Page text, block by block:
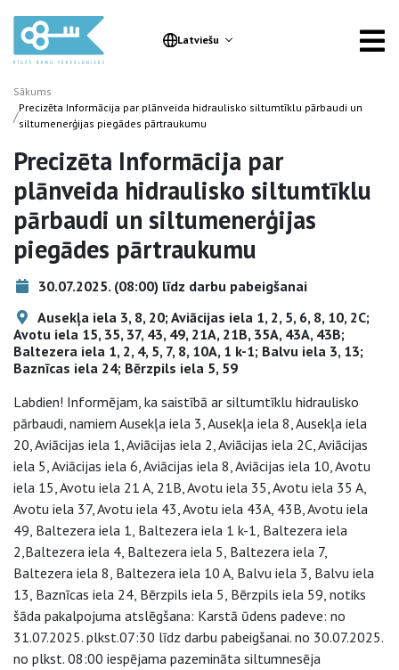
Latviešu
Sākums
/Precizēta Informācija par plānveida hidraulisko siltumtīklu pārbaudi un
siltumenerģijas piegādes pārtraukumu
Precizēta Informācija par
plānveida hidraulisko siltumtīklu
pārbaudi un siltumenerģijas
piegādes pārtraukumu
30.07.2025. (08:00) līdz darbu pabeigšanai
Ausekļa iela 3, 8, 20; Aviācijas iela 1, 2, 5, 6, 8, 10, 2C;
Avotu iela 15, 35, 37, 43, 49, 21A, 21B, 35A, 43A, 43B;
Baltezera iela 1, 2, 4, 5, 7, 8, 10A, 1 k-1; Balvu iela 3, 13;
Baznīcas iela 24; Bērzpils iela 5, 59
Labdien! Informējam, ka saistībā ar siltumtīklu hidraulisko
pārbaudi, namiem Ausekļa iela 3, Ausekļa iela 8, Ausekļa iela
20, Aviācijas iela 1, Aviācijas iela 2, Aviācijas iela 2C, Aviācijas
iela 5, Aviācijas iela 6, Aviācijas iela 8, Aviācijas iela 10, Avotu
iela 15, Avotu iela 21 A, 21B, Avotu iela 35, Avotu iela 35 A,
Avotu iela 37, Avotu iela 43, Avotu iela 43A, 43B, Avotu iela
49, Baltezera iela 1, Baltezera iela 1 k-1, Baltezera iela
2,Baltezera iela 4, Baltezera iela 5, Baltezera iela 7,
Baltezera iela 8, Baltezera iela 10 A, Balvu iela 3, Balvu iela
13, Baznīcas iela 24, Bērzpils iela 5, Bērzpils iela 59, notiks
šāda pakalpojuma atslēgšana: Karstā ūdens padeve: no
31.07.2025. plkst.07:30 līdz darbu pabeigšanai. no 30.07.2025.
no plkst. 08:00 iespējama pazemināta siltumnesēja